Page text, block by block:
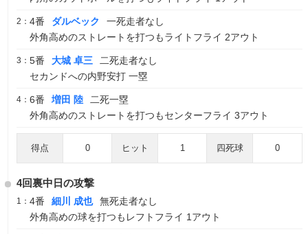
2： 4番 ダルベック
一死走者なし
外角高めのストレートを打つもライトフライ 2アウト
3： 5番 大城 卓三
二死走者なし
セカンドへの内野安打 一塁
4： 6番 増田 陸
二死一塁
外角高めのストレートを打つもセンターフライ 3アウト
得点 0 ヒット 1 四死球 0
4回裏中日の攻撃
1： 4番 細川 成也
無死走者なし
外角高めの球を打つもレフトフライ 1アウト